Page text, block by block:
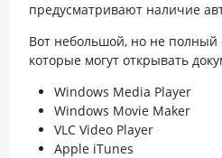
предусматривают наличие
Вот небольшой, но не полный
которые могут открывать
Windows Media Player
Windows Movie Maker
VLC Video Player
Apple iTunes